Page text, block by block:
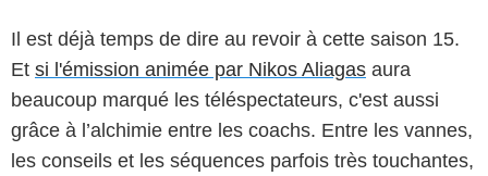
Il est déjà temps de dire au revoir à cette saison 15.
Et si l'émission animée par Nikos Aliagas aura
beaucoup marqué les téléspectateurs, c'est aussi
grâce à l’alchimie entre les coachs. Entre les vannes,
les conseils et les séquences parfois très touchantes,